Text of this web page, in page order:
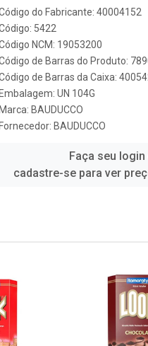
do Fabricante: 40004152
5422
NCM: 19053200
de Barras do Produto:
de Barras da Caixa:
Embalagem: UN 104G
Marca: BAUDUCCO
Fornecedor: BAUDUCCO
Faça seu login
cadastre-se para ver